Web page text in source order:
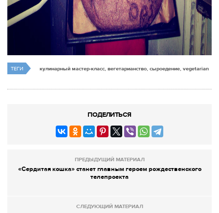
ТЕГИ кулинарный мастер-класс, вегетарианство, сыроедение, vegetarian
ПОДЕЛИТЬСЯ
ПРЕДЫДУЩИЙ МАТЕРИАЛ
«Сердитая кошка» станет главным героем рождественского
телепроекта
СЛЕДУЮЩИЙ МАТЕРИАЛ